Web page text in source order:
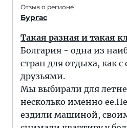
Отзыв о регионе
Бургас
Такая разная и такая
Болгария - одна из
стран для отдыха, как с
друзьями.
Мы выбирали для
несколько именно
ездили машиной,